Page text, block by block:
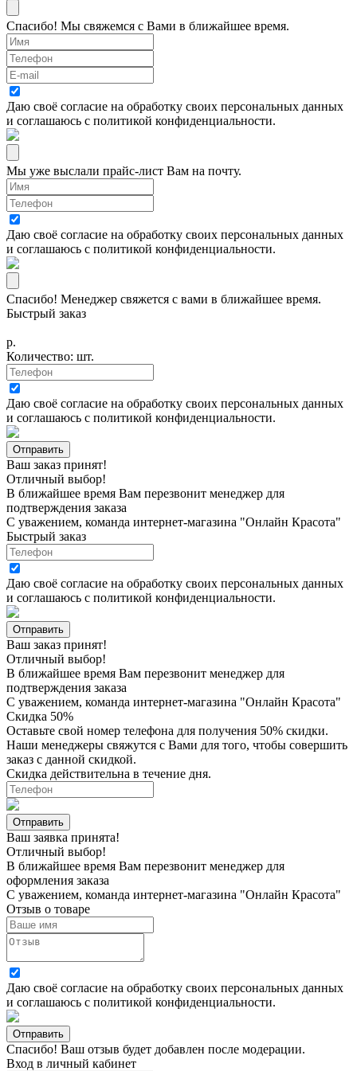
Спасибо! Мы свяжемся с Вами в ближайшее время.
Даю своё согласие на обработку своих персональных данных
и соглашаюсь с политикой конфиденциальности.
Мы уже выслали прайс-лист Вам на почту.
Даю своё согласие на обработку своих персональных данных
и соглашаюсь с политикой конфиденциальности.
Спасибо! Менеджер свяжется с вами в ближайшее время.
Быстрый заказ
р.
Количество: шт.
Даю своё согласие на обработку своих персональных данных
и соглашаюсь с политикой конфиденциальности.
Ваш заказ принят!
Отличный выбор!
В ближайшее время Вам перезвонит менеджер для
подтверждения заказа
С уважением, команда интернет-магазина "Онлайн Красота"
Быстрый заказ
Даю своё согласие на обработку своих персональных данных
и соглашаюсь с политикой конфиденциальности.
Ваш заказ принят!
Отличный выбор!
В ближайшее время Вам перезвонит менеджер для
подтверждения заказа
С уважением, команда интернет-магазина "Онлайн Красота"
Скидка 50%
Оставьте свой номер телефона для получения 50% скидки.
Наши менеджеры свяжутся с Вами для того, чтобы совершить
заказ с данной скидкой.
Скидка действительна в течение дня.
Ваш заявка принята!
Отличный выбор!
В ближайшее время Вам перезвонит менеджер для
оформления заказа
С уважением, команда интернет-магазина "Онлайн Красота"
Отзыв о товаре
Даю своё согласие на обработку своих персональных данных
и соглашаюсь с политикой конфиденциальности.
Спасибо! Ваш отзыв будет добавлен после модерации.
Вход в личный кабинет